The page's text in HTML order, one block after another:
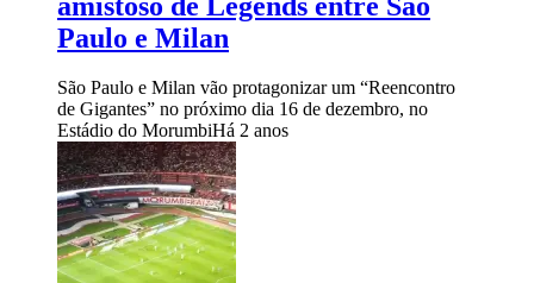
Paulo e Milan
São Paulo e Milan vão protagonizar um “Reencontro
de Gigantes” no próximo dia 16 de dezembro, no
Estádio do MorumbiHá 2 anos